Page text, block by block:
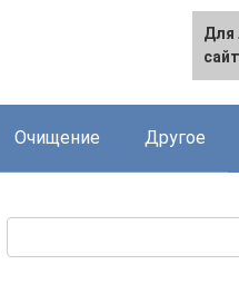
Очищение Другое
Для